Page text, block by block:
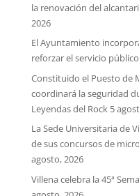
la renovación del
2026
El Ayuntamiento
reforzar el servicio
Constituido el Puesto de
coordinará la seguridad
Leyendas del Rock 5
La Sede Universitaria de
de sus concursos de
agosto, 2026
Villena celebra la 45ª